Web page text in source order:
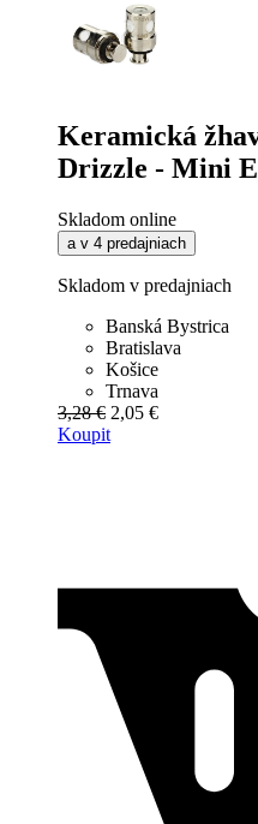
Keramická
Drizzle - Mini
Skladom online
a v 4 predajniach
Skladom v predajniach
Banská Bystrica
Bratislava
Košice
Trnava
3,28 € 2,05 €
Koupit